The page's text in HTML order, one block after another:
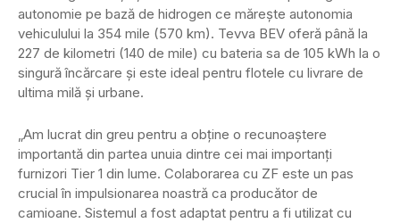
autonomie pe bază de hidrogen ce mărește autonomia
vehiculului la 354 mile (570 km). Tevva BEV oferă până la
227 de kilometri (140 de mile) cu bateria sa de 105 kWh la o
singură încărcare și este ideal pentru flotele cu livrare de
ultima milă și urbane.
„Am lucrat din greu pentru a obține o recunoaștere
importantă din partea unuia dintre cei mai importanți
furnizori Tier 1 din lume. Colaborarea cu ZF este un pas
crucial în impulsionarea noastră ca producător de
camioane. Sistemul a fost adaptat pentru a fi utilizat cu